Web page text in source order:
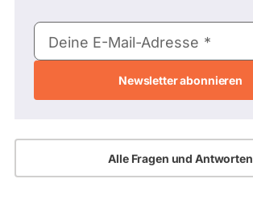
E-
Mail-
Deine E-Mail-Adresse
Alle Fragen und Antworten